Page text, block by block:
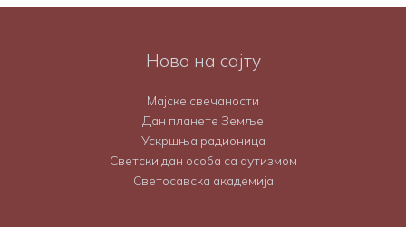
Ново на сајту
Мајске свечаности
Дан планете Земље
Ускршња радионица
Светски дан особа са аутизмом
Светосавска академија